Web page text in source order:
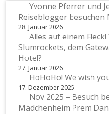
Yvonne Pferrer und
Reiseblogger besuchen
28. Januar 2026
Alles auf einem
Slumrockets, dem
Hotel?
27. Januar 2026
HoHoHo! We wish
17. Dezember 2025
Nov 2025 – Besuch
Mädchenheim Prem